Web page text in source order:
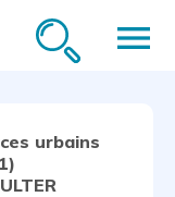
menu
urbains